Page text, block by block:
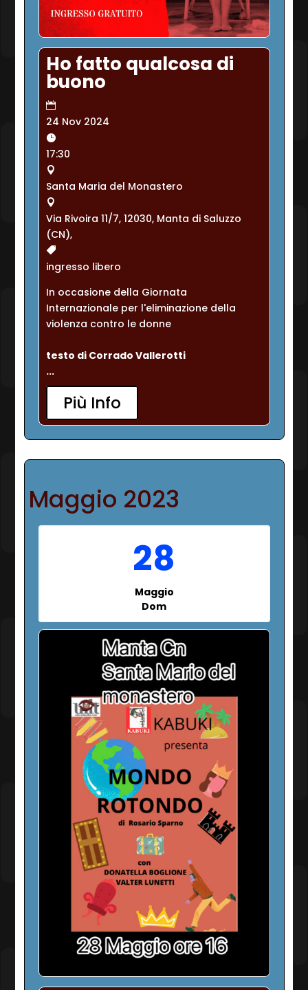
Ho fatto qualcosa di
buono
24 Nov 2024
17:30
Santa Maria del Monastero
Via Rivoira 11/7, 12030, Manta di Saluzzo
(CN),
ingresso libero
In occasione della Giornata
Internazionale per l'eliminazione della
violenza contro le donne
testo di Corrado Vallerotti
...
Più Info
Maggio 2023
28
Maggio
Dom